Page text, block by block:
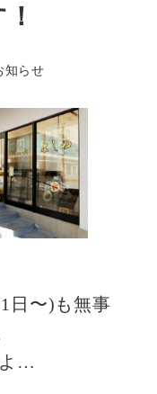
リー
知らせ
日〜)も無事
…